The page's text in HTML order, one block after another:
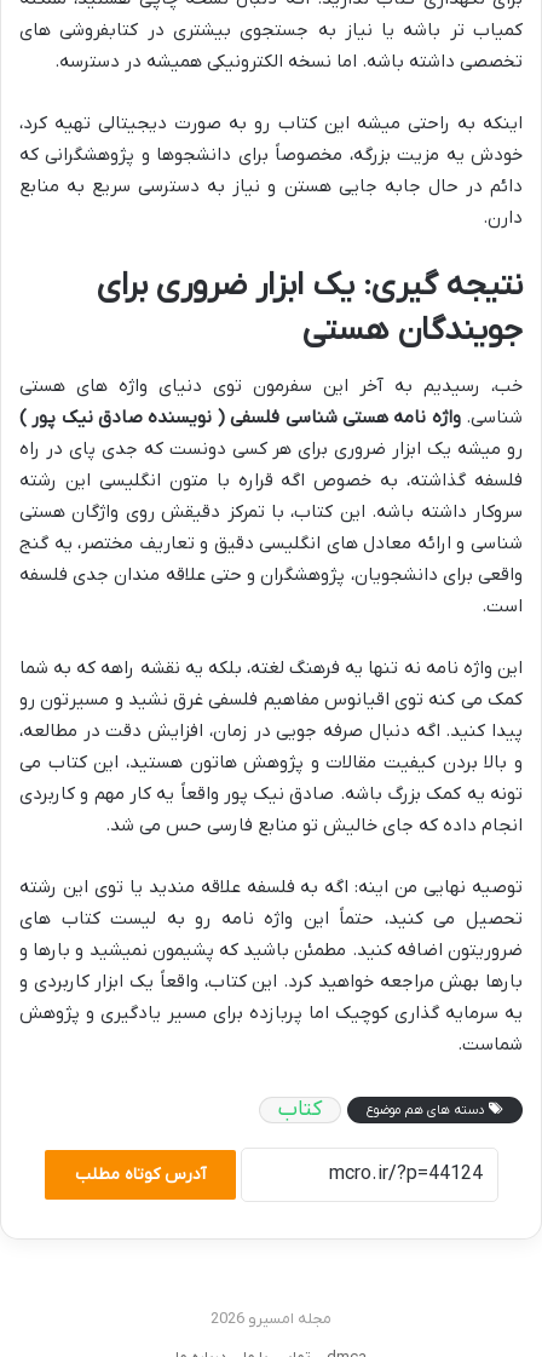
کمیاب تر باشه یا نیاز به جستجوی بیشتری در کتابفروشی های
تخصصی داشته باشه. اما نسخه الکترونیکی همیشه در دسترسه.
اینکه به راحتی میشه این کتاب رو به صورت دیجیتالی تهیه کرد،
خودش یه مزیت بزرگه، مخصوصاً برای دانشجوها و پژوهشگرانی که
دائم در حال جابه جایی هستن و نیاز به دسترسی سریع به منابع
دارن.
نتیجه گیری: یک ابزار ضروری برای
جویندگان هستی
خب، رسیدیم به آخر این سفرمون توی دنیای واژه های هستی
شناسی.واژه نامه هستی شناسی فلسفی ( نویسنده صادق نیک پور )
رو میشه یک ابزار ضروری برای هر کسی دونست که جدی پای در راه
فلسفه گذاشته، به خصوص اگه قراره با متون انگلیسی این رشته
سروکار داشته باشه. این کتاب، با تمرکز دقیقش روی واژگان هستی
شناسی و ارائه معادل های انگلیسی دقیق و تعاریف مختصر، یه گنج
واقعی برای دانشجویان، پژوهشگران و حتی علاقه مندان جدی فلسفه
است.
این واژه نامه نه تنها یه فرهنگ لغته، بلکه یه نقشه راهه که به شما
کمک می کنه توی اقیانوس مفاهیم فلسفی غرق نشید و مسیرتون رو
پیدا کنید. اگه دنبال صرفه جویی در زمان، افزایش دقت در مطالعه،
و بالا بردن کیفیت مقالات و پژوهش هاتون هستید، این کتاب می
تونه یه کمک بزرگ باشه. صادق نیک پور واقعاً یه کار مهم و کاربردی
انجام داده که جای خالیش تو منابع فارسی حس می شد.
توصیه نهایی من اینه: اگه به فلسفه علاقه مندید یا توی این رشته
تحصیل می کنید، حتماً این واژه نامه رو به لیست کتاب های
ضروریتون اضافه کنید. مطمئن باشید که پشیمون نمیشید و بارها و
بارها بهش مراجعه خواهید کرد. این کتاب، واقعاً یک ابزار کاربردی و
یه سرمایه گذاری کوچیک اما پربازده برای مسیر یادگیری و پژوهش
شماست.
دسته های هم موضوع کتاب
آدرس کوتاه مطلب
مجله امسیرو 2026